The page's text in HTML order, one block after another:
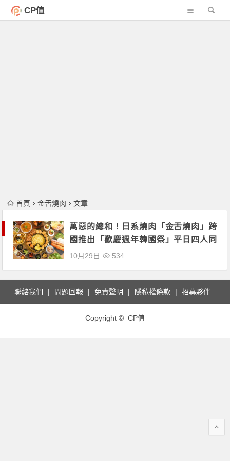
CP值
首頁 金舌燒肉 文章
萬惡的總和！日系燒肉「金舌燒肉」跨
國推出「歡慶週年韓國祭」平日四人同
行一人免費、15品免費升級吃到飽！
10月29日 534
聯絡我們 問題回報 免責聲明 隱私權條款 招募夥伴
Copyright © CP值